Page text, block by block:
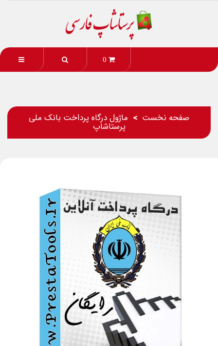
0
صفحه نخست ماژول درگاه پرداخت بانک ملی
پرستاشاپ